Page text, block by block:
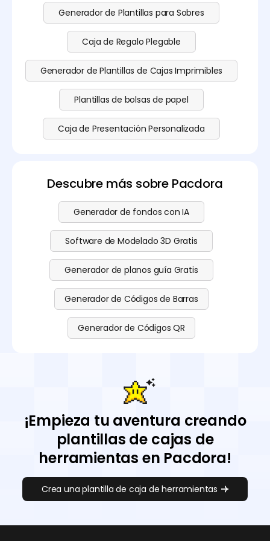
Generador de Plantillas para Sobres
Caja de Regalo Plegable
Generador de Plantillas de Cajas Imprimibles
Plantillas de bolsas de papel
Caja de Presentación Personalizada
Descubre más sobre Pacdora
Generador de fondos con IA
Software de Modelado 3D Gratis
Generador de planos guía Gratis
Generador de Códigos de Barras
Generador de Códigos QR
¡Empieza tu aventura creando
plantillas de cajas de
herramientas en Pacdora!
Crea una plantilla de caja de herramientas